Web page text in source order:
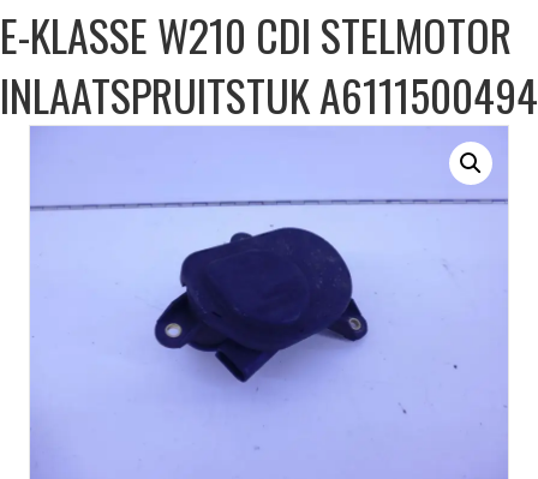
E-KLASSE W210 CDI STELMOTOR
INLAATSPRUITSTUK A6111500494